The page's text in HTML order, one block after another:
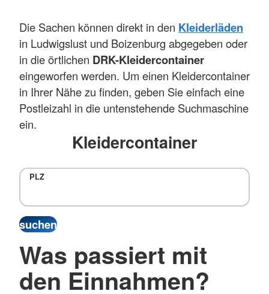
Die Sachen können direkt in den Kleiderläden
in Ludwigslust und Boizenburg abgegeben oder
in die örtlichen DRK-Kleidercontainer
eingeworfen werden. Um einen Kleidercontainer
in Ihrer Nähe zu finden, geben Sie einfach eine
Postleizahl in die untenstehende Suchmaschine
ein.
Kleidercontainer
PLZ
Was passiert mit
den Einnahmen?